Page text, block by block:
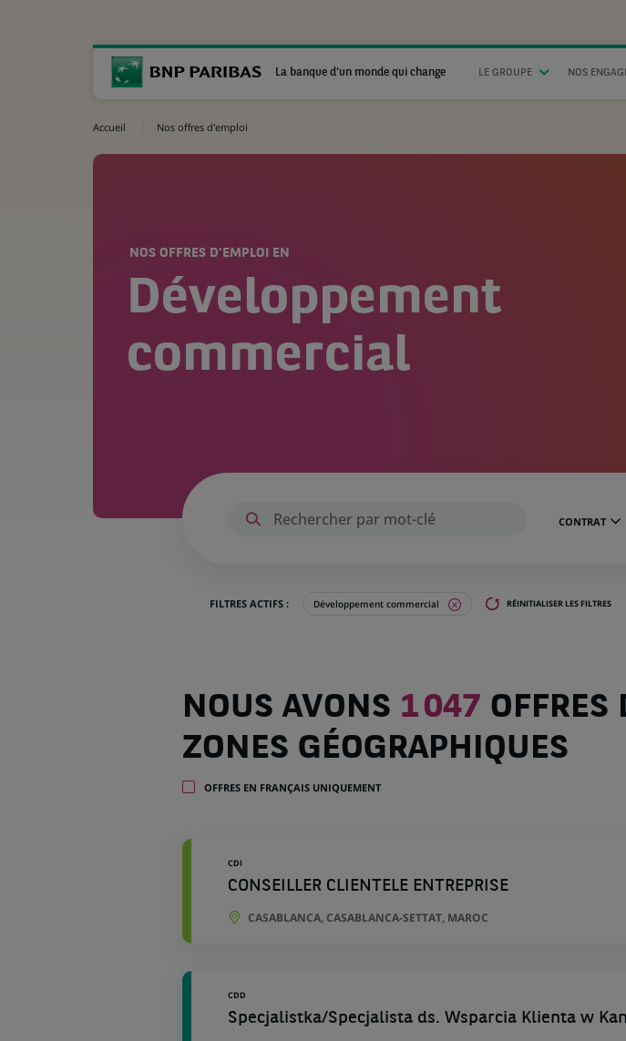
La banque d'un monde qui change LE GROUPE NOS
Accueil Nos offres d'emploi
NOS OFFRES D'EMPLOI EN
Développement
commercial
CONTRAT
FILTRES ACTIFS : Développement commercial RÉINITIALISER LES FILTRES
Nous
avons
1 047
offres
32
NOUS AVONS 1 047 OFFRES
ZONES GÉOGRAPHIQUES
OFFRES EN FRANÇAIS UNIQUEMENT
CDI
CONSEILLER CLIENTELE ENTREPRISE
CASABLANCA, CASABLANCA-SETTAT, MAROC
CDD
Specjalistka/Specjalista ds. Wsparcia Klienta w